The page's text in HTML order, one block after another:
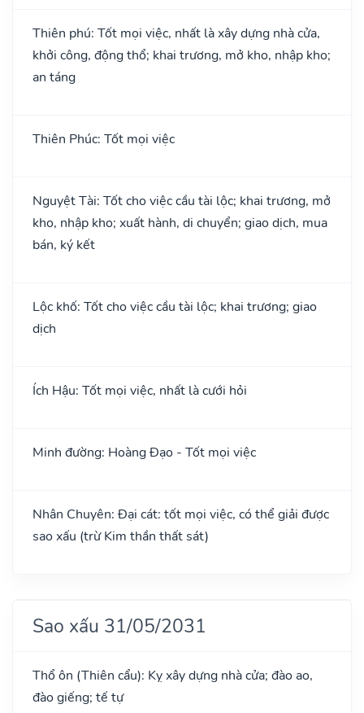
Thiên phú: Tốt mọi việc, nhất là xây dựng nhà cửa,
khởi công, động thổ; khai trương, mở kho, nhập kho;
an táng
Thiên Phúc: Tốt mọi việc
Nguyệt Tài: Tốt cho việc cầu tài lộc; khai trương, mở
kho, nhập kho; xuất hành, di chuyển; giao dịch, mua
bán, ký kết
Lộc khố: Tốt cho việc cầu tài lộc; khai trương; giao
dịch
Ích Hậu: Tốt mọi việc, nhất là cưới hỏi
Minh đường: Hoàng Đạo - Tốt mọi việc
Nhân Chuyên: Đại cát: tốt mọi việc, có thể giải được
sao xấu (trừ Kim thần thất sát)
Sao xấu 31/05/2031
Thổ ôn (Thiên cẩu): Kỵ xây dựng nhà cửa; đào ao,
đào giếng; tế tự